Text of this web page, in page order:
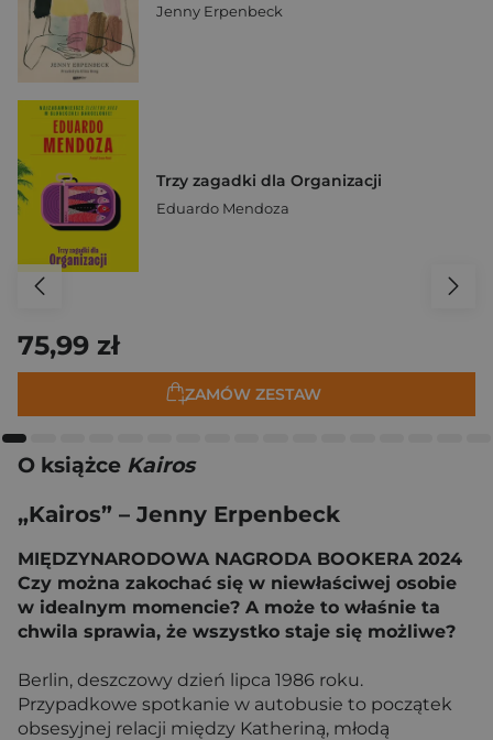
Jenny Erpenbeck
Trzy zagadki dla Organizacji
Eduardo Mendoza
75,99 zł
ZAMÓW ZESTAW
O książce Kairos
„Kairos” – Jenny Erpenbeck
MIĘDZYNARODOWA NAGRODA BOOKERA 2024
Czy można zakochać się w niewłaściwej osobie
w idealnym momencie? A może to właśnie ta
chwila sprawia, że wszystko staje się możliwe?
Berlin, deszczowy dzień lipca 1986 roku.
Przypadkowe spotkanie w autobusie to początek
obsesyjnej relacji między Katheriną, młodą